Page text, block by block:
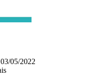
03/05/2022